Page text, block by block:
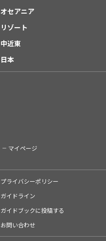
オセアニア
リゾート
中近東
日本
マイページ
プライバシーポリシー
ガイドライン
ガイドブックに投稿する
お問い合わせ